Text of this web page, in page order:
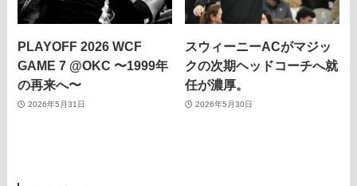
PLAYOFF 2026 WCF
GAME 7 @OKC 〜1999年
の再来へ〜
2026年5月31日
スウィーニーACがマジッ
クの次期ヘッドコーチへ就
任が濃厚。
2026年5月30日